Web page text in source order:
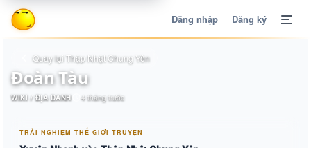
Đăng nhập Đăng ký
Quay lại Thập Nhật Chung Yên
Đoàn Tàu
WIKI / ĐỊA DANH 4 tháng trước
TRẢI NGHIỆM THẾ GIỚI TRUYỆN